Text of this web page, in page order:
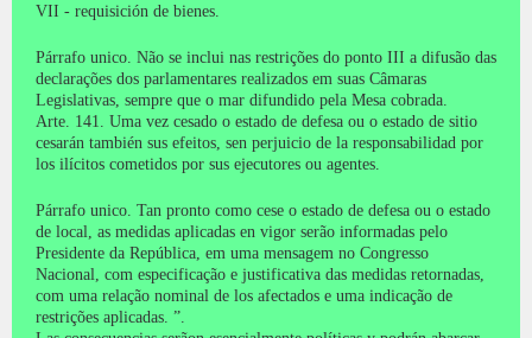
VII - requisición de bienes.
Párrafo unico. Não se inclui nas restrições do ponto III a difusão das
declarações dos parlamentares realizados em suas Câmaras
Legislativas, sempre que o mar difundido pela Mesa cobrada.
Arte. 141. Uma vez cesado o estado de defesa ou o estado de sitio
cesarán también sus efeitos, sen perjuicio de la responsabilidad por
los ilícitos cometidos por sus ejecutores ou agentes.
Párrafo unico. Tan pronto como cese o estado de defesa ou o estado
de local, as medidas aplicadas en vigor serão informadas pelo
Presidente da República, em uma mensagem no Congresso
Nacional, com especificação e justificativa das medidas retornadas,
com uma relação nominal de los afectados e uma indicação de
restrições aplicadas. ”.